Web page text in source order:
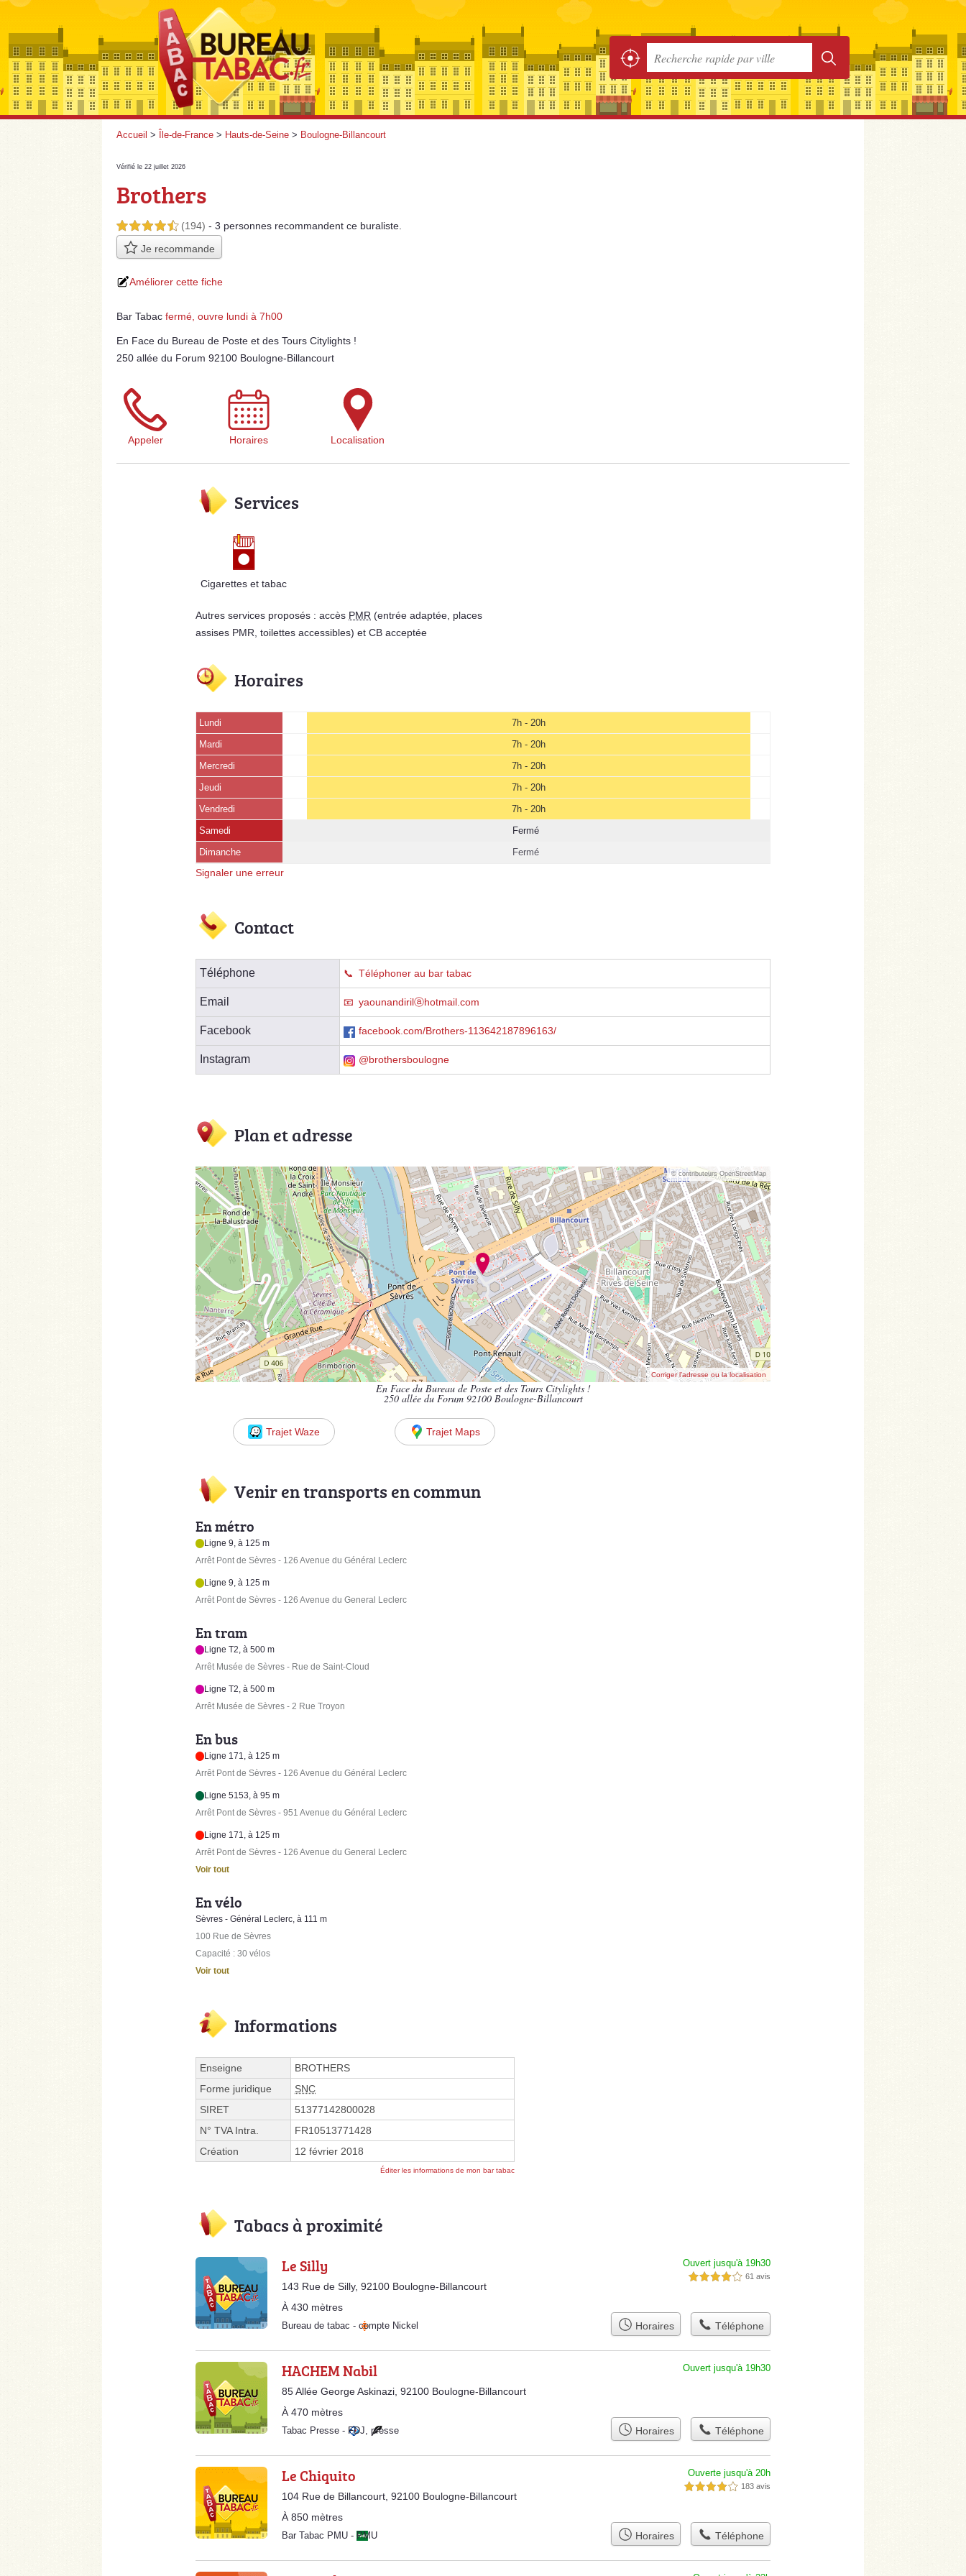
Accueil > Île-de-France > Hauts-de-Seine > Boulogne-Billancourt
Vérifié le 22 juillet 2026
Brothers
4,5 étoiles sur 5 (194) - 3 personnes recommandent ce buraliste.
Je recommande
Améliorer cette fiche
Bar Tabac fermé, ouvre lundi à 7h00
En Face du Bureau de Poste et des Tours Citylights !
250 allée du Forum 92100 Boulogne-Billancourt
Appeler Horaires Localisation
Services
Cigarettes et tabac
Autres services proposés : accès PMR (entrée adaptée, places
assises PMR, toilettes accessibles) et CB acceptée
Horaires
Lundi 7h - 20h
Mardi 7h - 20h
Mercredi 7h - 20h
Jeudi 7h - 20h
Vendredi 7h - 20h
Samedi Fermé
Dimanche Fermé
Signaler une erreur
Contact
Téléphone Téléphoner au bar tabac
Email yaounandirilⓐhotmail.com
Facebook facebook.com/Brothers-113642187896163/
Instagram @brothersboulogne
Plan et adresse
© contributeurs OpenStreetMap
Corriger l’adresse ou la localisation
En Face du Bureau de Poste et des Tours Citylights !
250 allée du Forum 92100 Boulogne-Billancourt
Trajet Waze Trajet Maps
Venir en transports en commun
En métro
Ligne 9, à 125 m
Arrêt Pont de Sèvres - 126 Avenue du Général Leclerc
Ligne 9, à 125 m
Arrêt Pont de Sèvres - 126 Avenue du General Leclerc
En tram
Ligne T2, à 500 m
Arrêt Musée de Sèvres - Rue de Saint-Cloud
Ligne T2, à 500 m
Arrêt Musée de Sèvres - 2 Rue Troyon
En bus
Ligne 171, à 125 m
Arrêt Pont de Sèvres - 126 Avenue du Général Leclerc
Ligne 5153, à 95 m
Arrêt Pont de Sèvres - 951 Avenue du Général Leclerc
Ligne 171, à 125 m
Arrêt Pont de Sèvres - 126 Avenue du General Leclerc
Voir tout
En vélo
Sèvres - Général Leclerc, à 111 m
100 Rue de Sèvres
Capacité : 30 vélos
Voir tout
Informations
Enseigne
BROTHERS
Forme juridique
SNC
SIRET
51377142800028
N° TVA Intra.
FR10513771428
Création
12 février 2018
Éditer les informations de mon bar tabac
Tabacs à proximité
Le Silly
143 Rue de Silly, 92100 Boulogne-Billancourt
À 430 mètres
Ouvert jusqu'à 19h30
4,0 étoiles sur 5 61 avis
Bureau de tabac - compte Nickel Horaires Téléphone
HACHEM Nabil
85 Allée George Askinazi, 92100 Boulogne-Billancourt
À 470 mètres
Ouvert jusqu'à 19h30
Tabac Presse - FDJ, presse Horaires Téléphone
Le Chiquito
104 Rue de Billancourt, 92100 Boulogne-Billancourt
À 850 mètres
Ouverte jusqu'à 20h
4,0 étoiles sur 5 183 avis
Bar Tabac PMU - PMU Horaires Téléphone